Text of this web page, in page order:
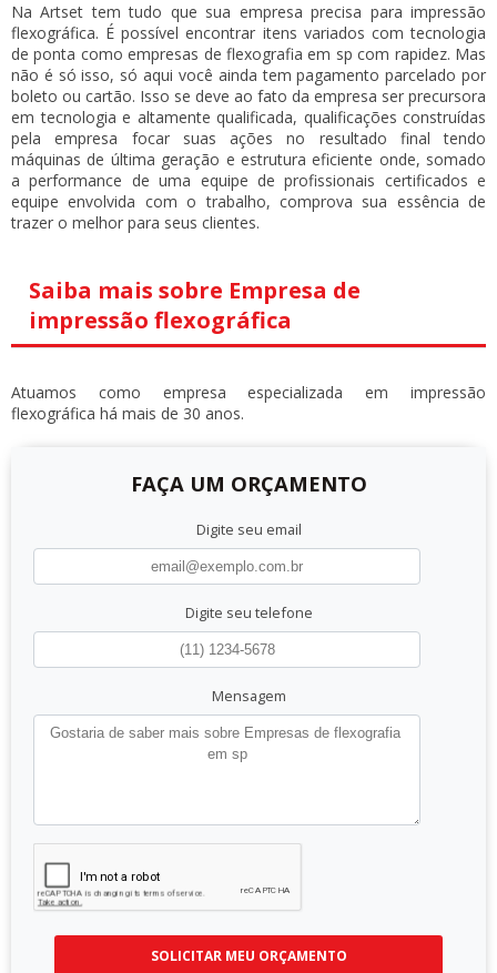
Na Artset tem tudo que sua empresa precisa para impressão
flexográfica. É possível encontrar itens variados com tecnologia
de ponta comoempresas de flexografia em sp com rapidez. Mas
não é só isso, só aqui você ainda tem pagamento parcelado por
boleto ou cartão. Isso se deve ao fato da empresa ser precursora
em tecnologia e altamente qualificada, qualificações construídas
pela empresa focar suas ações no resultado final tendo
máquinas de última geração e estrutura eficiente onde, somado
a performance de uma equipe de profissionais certificados e
equipe envolvida com o trabalho, comprova sua essência de
trazer o melhor para seus clientes.
Saiba mais sobre Empresa de
impressão flexográfica
Atuamos como empresa especializada em impressão
flexográfica há mais de 30 anos.
FAÇA UM ORÇAMENTO
Digite seu email
Digite seu telefone
Mensagem
SOLICITAR MEU ORÇAMENTO